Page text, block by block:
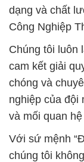
dạng và chất
Công Nghiệp
Chúng tôi luôn
cam kết giải
chóng và
nghiệp của đội
và mối quan
Với sứ mệnh
chúng tôi